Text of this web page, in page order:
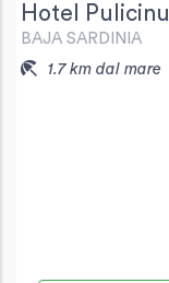
Hotel Pulicinu
BAJA SARDINIA
1.7 km dal mare